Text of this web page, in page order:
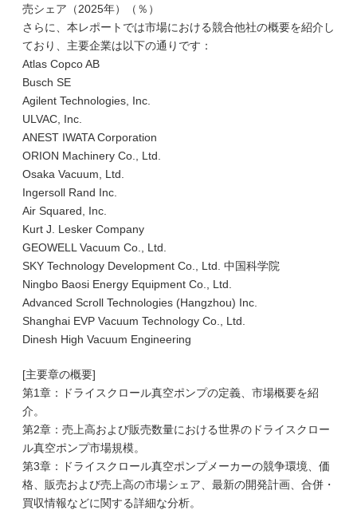
売シェア（2025年）（％）
さらに、本レポートでは市場における競合他社の概要を紹介し
ており、主要企業は以下の通りです：
Atlas Copco AB
Busch SE
Agilent Technologies, Inc.
ULVAC, Inc.
ANEST IWATA Corporation
ORION Machinery Co., Ltd.
Osaka Vacuum, Ltd.
Ingersoll Rand Inc.
Air Squared, Inc.
Kurt J. Lesker Company
GEOWELL Vacuum Co., Ltd.
SKY Technology Development Co., Ltd. 中国科学院
Ningbo Baosi Energy Equipment Co., Ltd.
Advanced Scroll Technologies (Hangzhou) Inc.
Shanghai EVP Vacuum Technology Co., Ltd.
Dinesh High Vacuum Engineering
[主要章の概要]
第1章：ドライスクロール真空ポンプの定義、市場概要を紹
介。
第2章：売上高および販売数量における世界のドライスクロー
ル真空ポンプ市場規模。
第3章：ドライスクロール真空ポンプメーカーの競争環境、価
格、販売および売上高の市場シェア、最新の開発計画、合併・
買収情報などに関する詳細な分析。